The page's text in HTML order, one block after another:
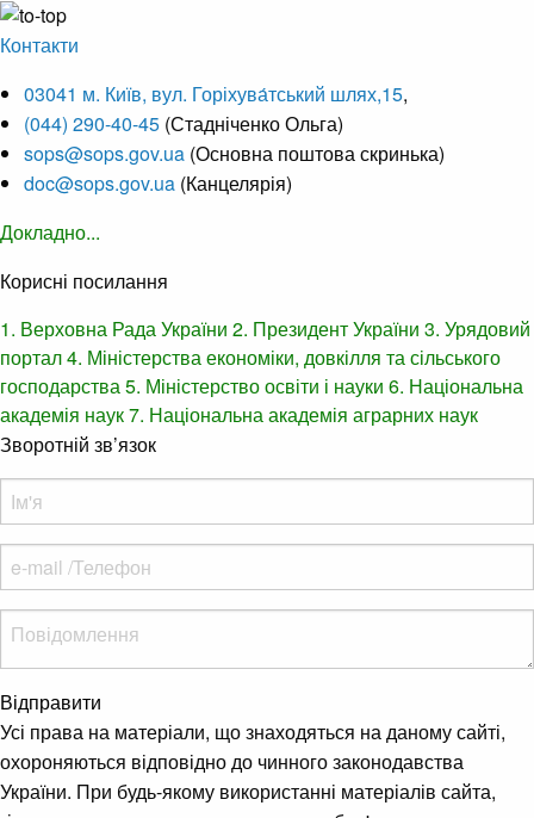
Контакти
03041 м. Київ, вул. Горіхува́тський шлях,15,
(044) 290-40-45 (Стадніченко Ольга)
sops@sops.gov.ua (Основна поштова скринька)
doc@sops.gov.ua (Канцелярія)
Докладно...
Корисні посилання
1. Верховна Рада України 2. Президент України 3. Урядовий
портал4. Міністерства економіки, довкілля та сільського
господарства5. Міністерство освіти і науки 6. Національна
академія наук7. Національна академія аграрних наук
Зворотній зв’язок
Відправити
Усі права на матеріали, що знаходяться на даному сайті,
охороняються відповідно до чинного законодавства
України. При будь-якому використанні матеріалів сайта,